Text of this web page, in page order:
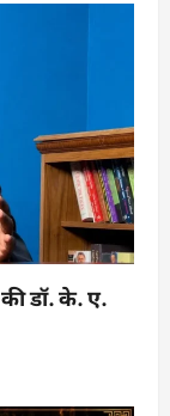
डॉ. के. ए.